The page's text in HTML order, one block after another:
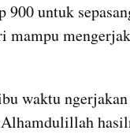
900 untuk
waktu